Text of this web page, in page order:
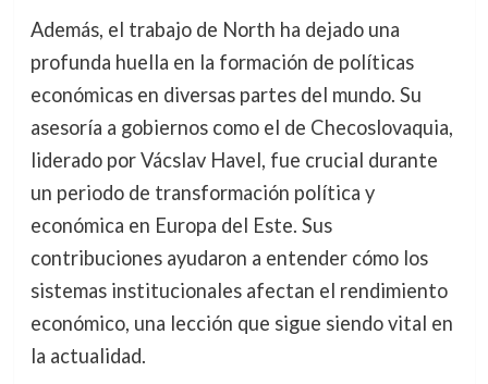
Además, el trabajo de North ha dejado una
profunda huella en la formación de políticas
económicas en diversas partes del mundo. Su
asesoría a gobiernos como el de Checoslovaquia,
liderado por Vácslav Havel, fue crucial durante
un periodo de transformación política y
económica en Europa del Este. Sus
contribuciones ayudaron a entender cómo los
sistemas institucionales afectan el rendimiento
económico, una lección que sigue siendo vital en
la actualidad.